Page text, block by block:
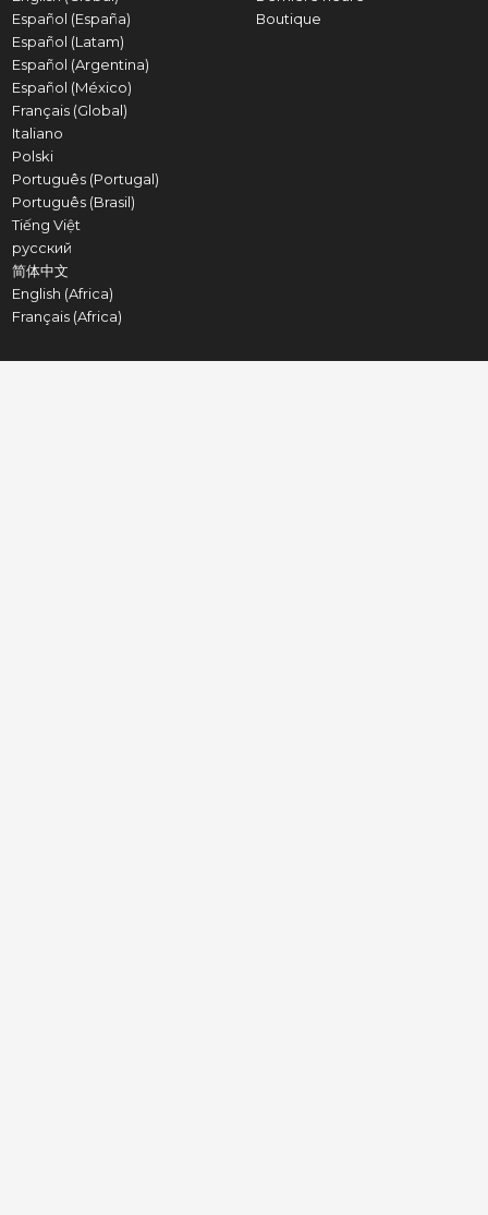
Español (España)
Español (Latam)
Español (Argentina)
Español (México)
Français (Global)
Italiano
Polski
Português (Portugal)
Português (Brasil)
Tiếng Việt
русский
简体中文
English (Africa)
Français (Africa)
Boutique